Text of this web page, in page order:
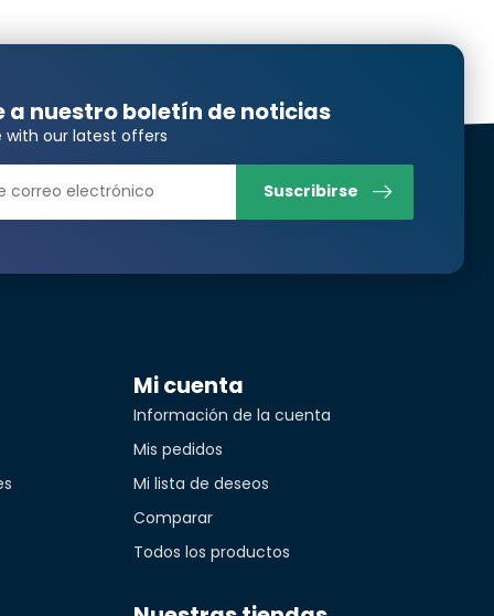
Translated from
Entrega rápida. Adecuado para el foco Phillips Hue
a nuestro boletín de noticias
with our latest offers
Suscribirse
Mi cuenta
Información de la cuenta
Mis pedidos
Mi lista de deseos
Comparar
Todos los productos